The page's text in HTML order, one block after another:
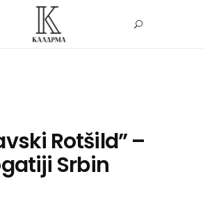
Rotšild” –
Srbin